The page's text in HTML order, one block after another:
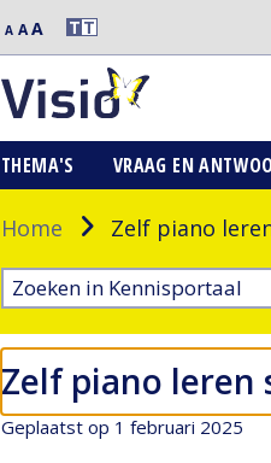
ANormale
AMiddelgrote
letters
A Extra
TT
THEMA'S VRAAG EN
Home Zelf piano
Zelf piano leren
Geplaatst op 1 februari 2025